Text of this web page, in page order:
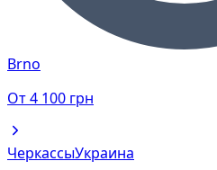
Brno
От4 100 грн
ЧеркассыУкраина